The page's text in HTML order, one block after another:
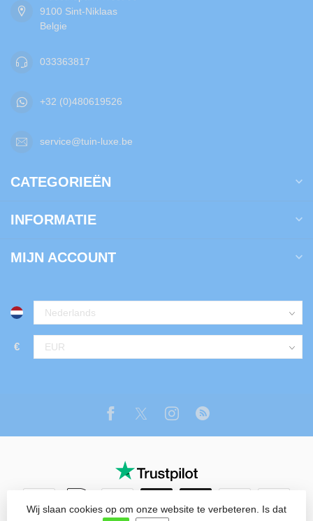
9100 Sint-Niklaas
Belgie
033363817
+32 (0)480619526
service@tuin-luxe.be
CATEGORIEËN
INFORMATIE
MIJN ACCOUNT
€
Wij slaan cookies op om onze website te verbeteren. Is dat